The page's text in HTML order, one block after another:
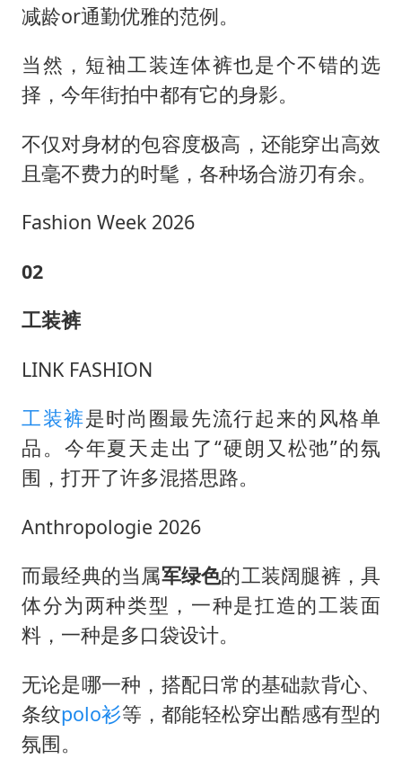
减龄or通勤优雅的范例。
当然，短袖工装连体裤也是个不错的选
择，今年街拍中都有它的身影。
不仅对身材的包容度极高，还能穿出高效
且毫不费力的时髦，各种场合游刃有余。
Fashion Week 2026
02
工装裤
LINK FASHION
工装裤是时尚圈最先流行起来的风格单
品。今年夏天走出了“硬朗又松弛”的氛
围，打开了许多混搭思路。
Anthropologie 2026
而最经典的当属军绿色的工装阔腿裤，具
体分为两种类型，一种是扛造的工装面
料，一种是多口袋设计。
无论是哪一种，搭配日常的基础款背心、
条纹polo衫等，都能轻松穿出酷感有型的
氛围。